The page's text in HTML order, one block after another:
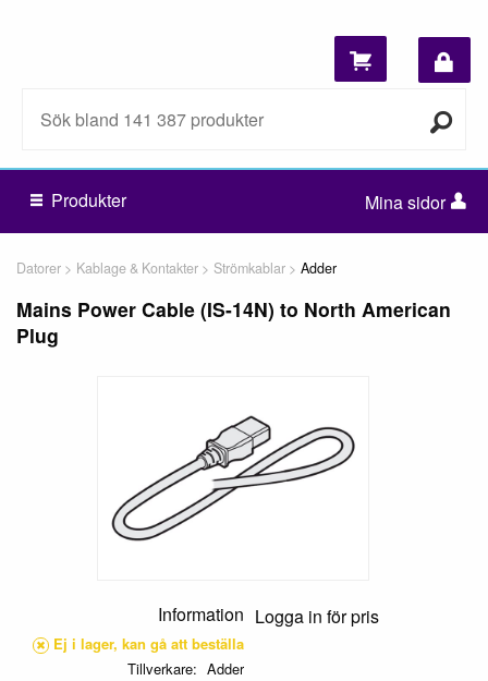
Produkter Mina sidor
Datorer Kablage & Kontakter Strömkablar Adder
Mains Power Cable (IS-14N) to North American
Plug
Information
Ej i lager, kan gå att beställa
Tillverkare
Adder
Logga in för pris